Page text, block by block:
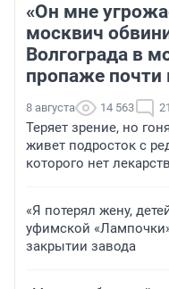
«Он мне
москвич
Волгограда в
пропаже почти
8 августа 14 563 21
Теряет зрение, но
живет подросток с
которого нет лекарств
«Я потерял жену,
уфимской
закрытии завода